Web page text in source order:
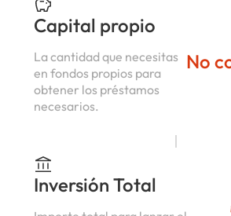
Capital propio
La cantidad que necesitas
en fondos propios para
obtener los préstamos
necesarios.
No
Inversión Total